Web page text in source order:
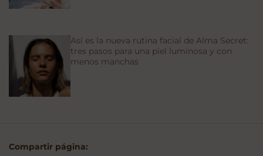
Así es la nueva rutina facial de Alma Secret:
tres pasos para una piel luminosa y con
menos manchas
Compartir página: